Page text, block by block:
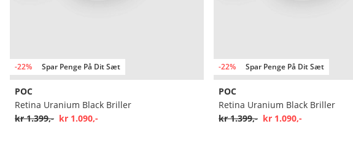
-22% Spar Penge På Dit Sæt
POC
Retina Uranium Black Briller
kr 1.399,- kr 1.090,-
-22% Spar Penge På Dit Sæt
POC
Retina Uranium Black Briller
kr 1.399,- kr 1.090,-